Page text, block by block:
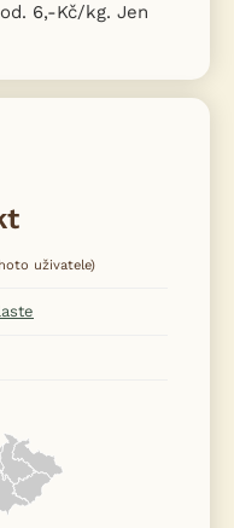
6,-Kč/kg. Jen
uživatele)